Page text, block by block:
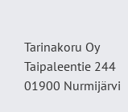
Tarinakoru Oy
Taipaleentie 244
01900 Nurmijärvi